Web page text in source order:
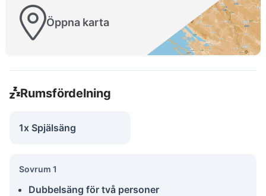
Öppna karta
Rumsfördelning
1x Spjälsäng
Sovrum 1
Dubbelsäng för två personer